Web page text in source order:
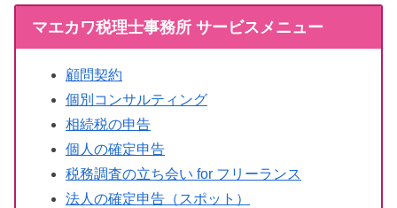
マエカワ税理士事務所 サービスメニュー
顧問契約
個別コンサルティング
相続税の申告
個人の確定申告
税務調査の立ち会い for フリーランス
法人の確定申告（スポット）